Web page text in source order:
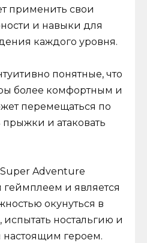
применить свои
и навыки для
каждого уровня.
понятные, что
более комфортным и
перемещаться по
и атаковать
Adventure
геймплеем и является
окунуться в
ностальгию и
настоящим героем.